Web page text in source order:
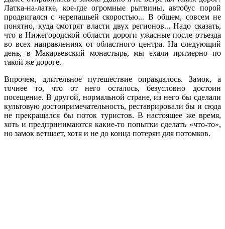
Латка-на-латке, кое-где огромные рытвины, автобус порой
продвигался с черепашьей скоростью... В общем, совсем не
понятно, куда смотрят власти двух регионов... Надо сказать,
что в Нижегородской области дороги ужасные после отъезда
во всех направлениях от областного центра. На следующий
день, в Макарьевский монастырь, мы ехали примерно по
такой же дороге.
Впрочем, длительное путешествие оправдалось. Замок, а
точнее то, что от него осталось, безусловно достоин
посещение. В другой, нормальной стране, из него бы сделали
культовую достопримечательность, реставрировали бы и сюда
не прекращался бы поток туристов. В настоящее же время,
хоть и предпринимаются какие-то попытки сделать «что-то»,
но замок ветшает, хотя и не до конца потерян для потомков.